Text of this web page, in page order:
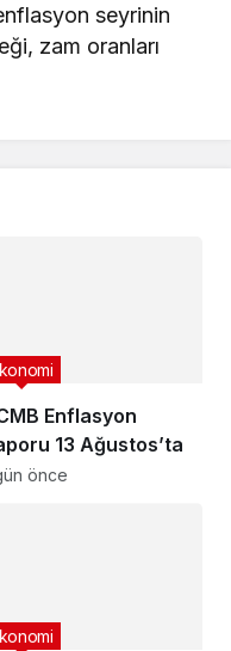
seyrinin
zam oranları
Enflasyon
13 Ağustos’ta
önce